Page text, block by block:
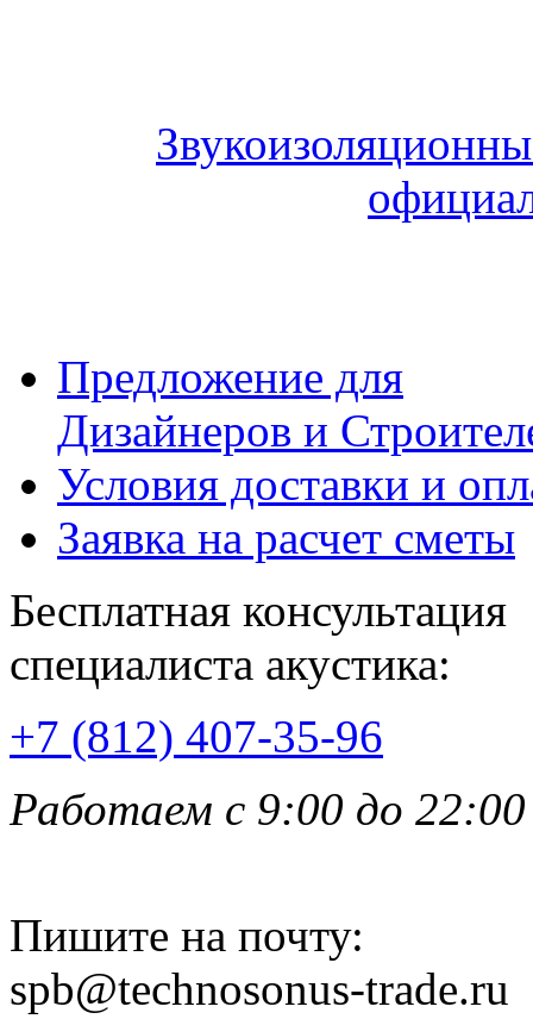
Предложение для
Дизайнеров и
Условия доставки и
Заявка на расчет сметы
Бесплатная консультация
специалиста акустика:
+7 (812) 407-35-96
Работаем с 9:00 до 22:00
Пишите на почту:
spb@technosonus-trade.ru